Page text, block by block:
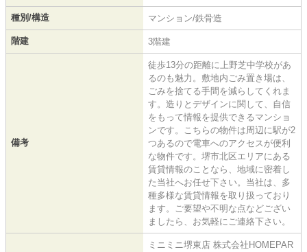
種別/構造 マンション/鉄骨造
階建 3階建
備考
徒歩13分の距離に上野芝中学校があ
るのも魅力。敷地内ごみ置き場は、
ごみを捨てる手間を減らしてくれま
す。造りとデザインに関して、自信
をもって情報を提供できるマンショ
ンです。こちらの物件は周辺に駅が2
つあるので電車へのアクセスが便利
な物件です。堺市北区エリアにある
賃貸情報のことなら、地域に密着し
た当社へお任せ下さい。当社は、多
種多様な賃貸情報を取り扱っており
ます。ご要望や不明な点などござい
ましたら、お気軽にご連絡下さい。
ミニミニ堺東店 株式会社HOMEPAR